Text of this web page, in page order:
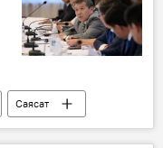
Саясат